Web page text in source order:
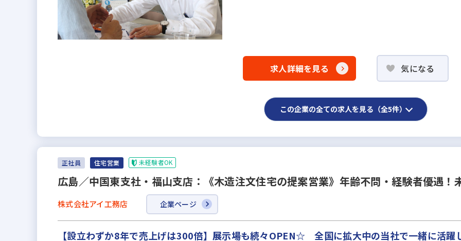
求人詳細を見る 気になる
この企業の全ての求人を見る（全5件）
正社員 住宅営業 未経験者OK
広島／中国東支社・福山支店：《木造注文住宅の提案営業》年齢不問・経験者優遇
株式会社アイ工務店 企業ページ
【設立わずか8年で売上げは300倍】展示場も続々OPEN☆ 全国に拡大中の当社で一緒に活躍